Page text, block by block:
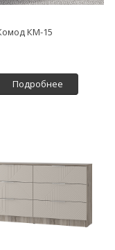
КМ-15
Подробнее